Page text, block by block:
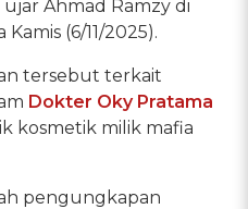
Ahmad Ramzy di
(6/11/2025).
tersebut terkait
Dokter Oky Pratama
kosmetik milik mafia
pengungkapan